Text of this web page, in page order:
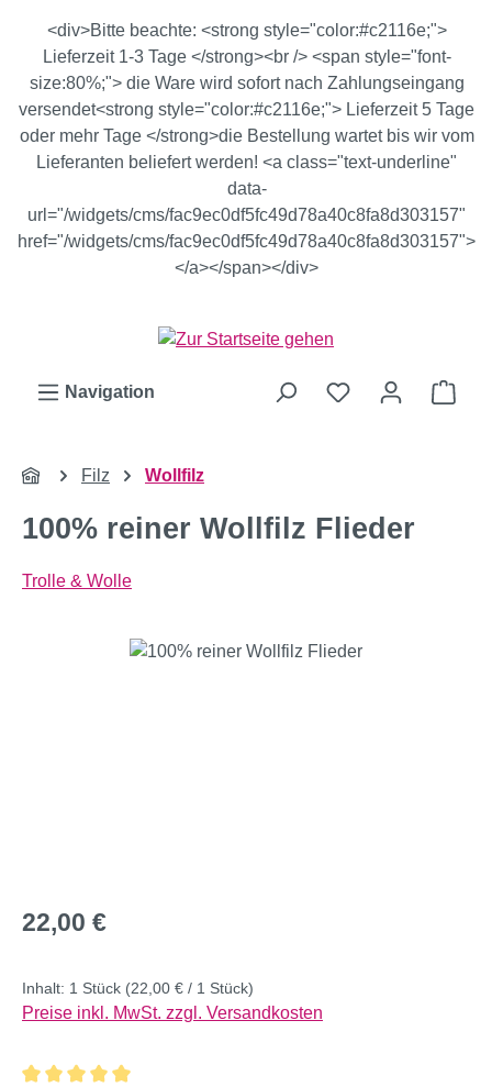
Zum Hauptinhalt springen
<div>Bitte beachte: <strong style="color:#c2116e;">
Lieferzeit 1-3 Tage </strong><br /> <span style="font-
size:80%;"> die Ware wird sofort nach Zahlungseingang
versendet<strong style="color:#c2116e;"> Lieferzeit 5 Tage
oder mehr Tage </strong>die Bestellung wartet bis wir vom
Lieferanten beliefert werden! <a class="text-underline"
data-
url="/widgets/cms/fac9ec0df5fc49d78a40c8fa8d303157"
href="/widgets/cms/fac9ec0df5fc49d78a40c8fa8d303157">
</a></span></div>
Navigation
Filz Wollfilz
100% reiner Wollfilz Flieder
Trolle & Wolle
Bildergalerie überspringen
Regulärer Preis:
22,00 €
Inhalt: 1 Stück (22,00 € / 1 Stück)
Preise inkl. MwSt. zzgl. Versandkosten